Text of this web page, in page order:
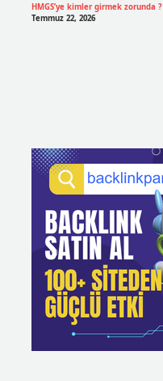
HMGS’ye kimler girmek zorunda ?
Temmuz 22, 2026